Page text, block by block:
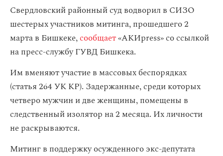
Свердловский районный суд водворил в СИЗО
шестерых участников митинга, прошедшего 2
марта в Бишкеке,сообщает«АКИpress» со ссылкой
на пресс-службу ГУВД Бишкека.
Им вменяют участие в массовых беспорядках
(статья 264 УК КР). Задержанные, среди которых
четверо мужчин и две женщины, помещены в
следственный изолятор на 2 месяца. Их личности
не раскрываются.
Митинг в поддержку осужденного экс-депутата